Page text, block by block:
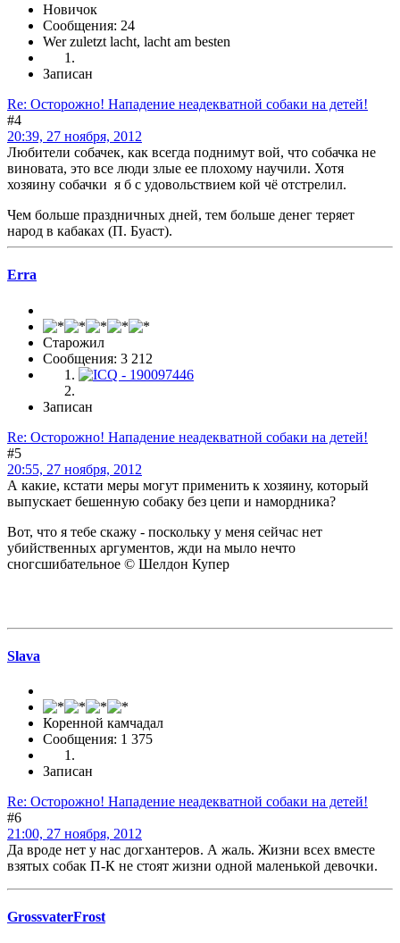
Новичок
Сообщения: 24
Wer zuletzt lacht, lacht am besten
Записан
Re: Осторожно! Нападение неадекватной собаки на детей!
#4
20:39, 27 ноября, 2012
Любители собачек, как всегда поднимут вой, что собачка не
виновата, это все люди злые ее плохому научили. Хотя
хозяину собачки я б с удовольствием кой чё отстрелил.
Чем больше праздничных дней, тем больше денег теряет
народ в кабаках (П. Буаст).
Erra
Старожил
Сообщения: 3 212
Записан
Re: Осторожно! Нападение неадекватной собаки на детей!
#5
20:55, 27 ноября, 2012
А какие, кстати меры могут применить к хозяину, который
выпускает бешенную собаку без цепи и намордника?
Вот, что я тебе скажу - поскольку у меня сейчас нет
убийственных аргументов, жди на мыло нечто
сногсшибательное © Шелдон Купер
Slava
Коренной камчадал
Сообщения: 1 375
Записан
Re: Осторожно! Нападение неадекватной собаки на детей!
#6
21:00, 27 ноября, 2012
Да вроде нет у нас догхантеров. А жаль. Жизни всех вместе
взятых собак П-К не стоят жизни одной маленькой девочки.
GrossvaterFrost